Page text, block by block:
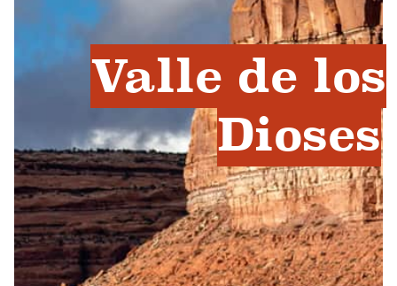
Valle de los
Dioses